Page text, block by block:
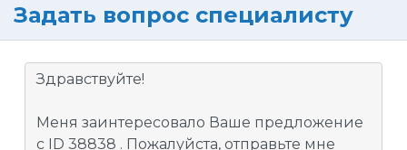
Задать вопрос специалисту